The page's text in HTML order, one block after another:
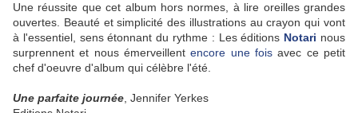
Une réussite que cet album hors normes, à lire oreilles grandes
ouvertes. Beauté et simplicité des illustrations au crayon qui vont
à l'essentiel, sens étonnant du rythme : Les éditions Notari nous
surprennent et nous émerveillentencore une fois avec ce petit
chef d'oeuvre d'album qui célèbre l'été.
Une parfaite journée , Jennifer Yerkes